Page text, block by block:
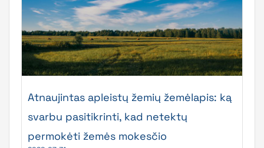
Atnaujintas apleistų žemių žemėlapis: ką
svarbu pasitikrinti, kad netektų
permokėti žemės mokesčio